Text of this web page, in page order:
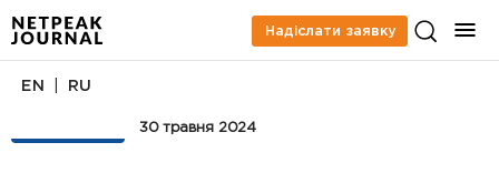
Надіслати заявку
30 травня 2024
EN RU